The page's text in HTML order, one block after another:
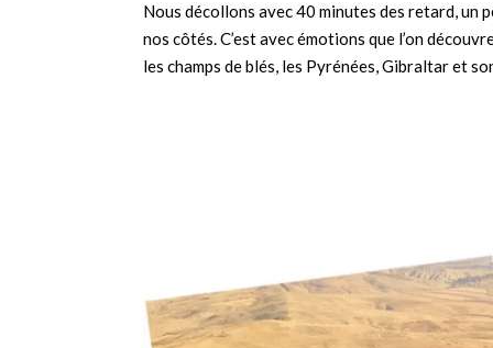
Nous décollons avec 40 minutes des retard,
nos côtés. C’est avec émotions que l’on
les champs de blés, les Pyrénées, Gibraltar et